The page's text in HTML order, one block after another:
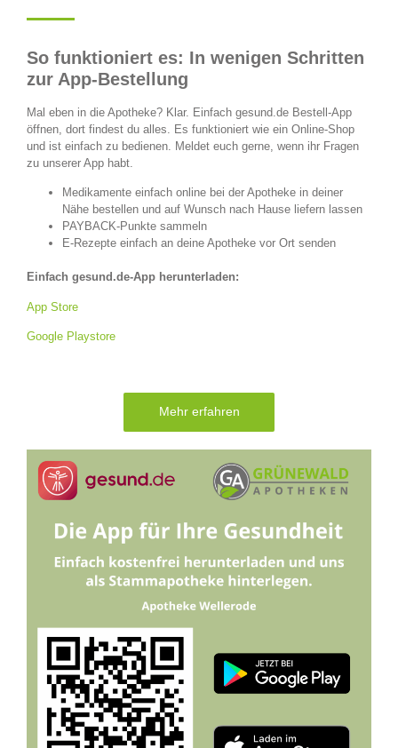
So funktioniert es: In wenigen Schritten
zur App-Bestellung
Mal eben in die Apotheke? Klar. Einfach gesund.de Bestell-App
öffnen, dort findest du alles. Es funktioniert wie ein Online-Shop
und ist einfach zu bedienen. Meldet euch gerne, wenn ihr Fragen
zu unserer App habt.
Medikamente einfach online bei der Apotheke in deiner
Nähe bestellen und auf Wunsch nach Hause liefern lassen
PAYBACK-Punkte sammeln
E-Rezepte einfach an deine Apotheke vor Ort senden
Einfach gesund.de-App herunterladen:
App Store
Google Playstore
Mehr erfahren